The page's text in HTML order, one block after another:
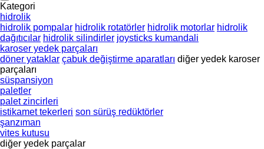
Kategori
hidrolik
hidrolik pompalar hidrolik rotatörler hidrolik motorlar hidrolik
dağıtıcılar hidrolik silindirler joysticks kumandali
karoser yedek parçaları
döner yataklar çabuk değiştirme aparatları diğer yedek karoser
parçaları
süspansiyon
paletler
palet zincirleri
istikamet tekerleri son sürüş redüktörler
şanzıman
vites kutusu
diğer yedek parçalar